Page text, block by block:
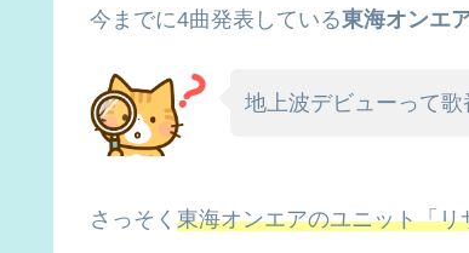
今までに4曲発表している東海オンエ
地上波デビューって
さっそく 東海オンエアのユニット「